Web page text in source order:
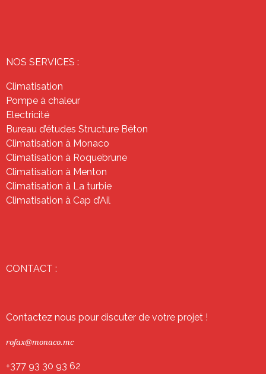
NOS SERVICES :
Climatisation
Pompe à chaleur
Electricité
Bureau d’études Structure Béton
Climatisation à Monaco
Climatisation à Roquebrune
Climatisation à Menton
Climatisation à La turbie
Climatisation à Cap d’Ail
CONTACT :
Contactez nous pour discuter de votre projet !
rofax@monaco.mc
+377 93 30 93 62